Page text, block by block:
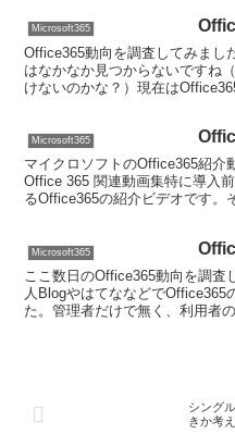
Microsoft365
Office365動向を調査してみまし
はなかなか見つからないですね
けないのかな？）現在は
Microsoft365
マイクロソフトのOffice365紹介
Office 365 関連動画集特に導入
るOffice365の紹介ビデオです。
Microsoft365
ここ数日のOffice365動向を調査
人BlogやはてななどでOffice365
た。管理者だけで無く、利用者
シング
きか考